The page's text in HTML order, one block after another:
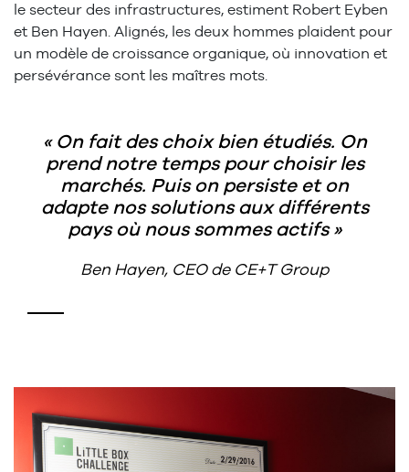
le secteur des infrastructures, estiment Robert Eyben
et Ben Hayen. Alignés, les deux hommes plaident pour
un modèle de croissance organique, où innovation et
persévérance sont les maîtres mots.
On fait des choix bien étudiés. On
prend notre temps pour choisir les
marchés. Puis on persiste et on
adapte nos solutions aux différents
pays où nous sommes actifs
Ben Hayen, CEO de CE+T Group